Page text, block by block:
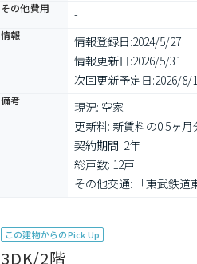
その他費用 -
情報 情報登録日:2024/5/27
情報更新日:2026/5/31
次回更新予定日:2026/8/
備考
現況: 空家
更新料: 新賃料の0.5ヶ月
契約期間: 2年
総戸数: 12戸
その他交通: 「東武鉄道
この建物からのPick Up
3DK/2階